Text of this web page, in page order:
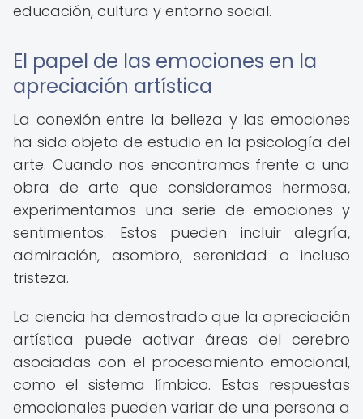
educación, cultura y entorno social.
El papel de las emociones en la
apreciación artística
La conexión entre la belleza y las emociones
ha sido objeto de estudio en la psicología del
arte. Cuando nos encontramos frente a una
obra de arte que consideramos hermosa,
experimentamos una serie de emociones y
sentimientos. Estos pueden incluir alegría,
admiración, asombro, serenidad o incluso
tristeza.
La ciencia ha demostrado que la apreciación
artística puede activar áreas del cerebro
asociadas con el procesamiento emocional,
como el sistema límbico. Estas respuestas
emocionales pueden variar de una persona a